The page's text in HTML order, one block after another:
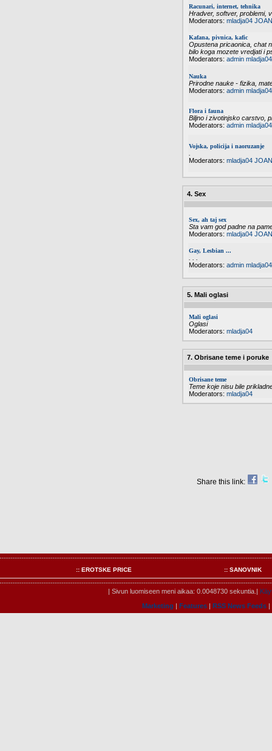
Racunari, internet, tehnika
Hradver, softver, problemi,
Moderators: mladja04
Kafana, pivnica, kafic
Opustena pricaonica, chat
bilo koga mozete vredjati i
Moderators: admin mladja04
Nauka
Prirodne nauke - fizika,
Moderators: admin mladja04
Flora i fauna
Biljno i zivotinjsko carstvo,
Moderators: admin mladja04
Vojska, policija i naoruzanje
Moderators: mladja04
4. Sex
Sex, ah taj sex
Sta vam god padne na
Moderators: mladja04
Gay, Lesbian ...
Moderators: admin mladja04
5. Mali oglasi
Mali oglasi
Oglasi
Moderators: mladja04
7. Obrisane teme i poruke
Obrisane teme
Teme koje nisu bile
Moderators: mladja04
Share this link:
:: EROTSKE PRICE :: SANOVNIK
| Sivun luomiseen meni aikaa: 0.0048730 sekuntia.|
Marketing | Features| RSS News Feeds|